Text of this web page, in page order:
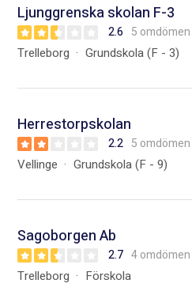
Ljunggrenska skolan F-3
2.6 5 omdömen
Trelleborg Grundskola (F - 3)
Herrestorpskolan
2.2 5 omdömen
Vellinge Grundskola (F - 9)
Sagoborgen Ab
2.7 4 omdömen
Trelleborg Förskola